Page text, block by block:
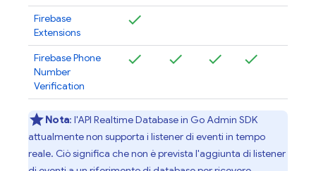
Firebase
Extensions
Firebase Phone
Number
Verification
Nota: l'API Realtime Databasein GoAdmin SDK
attualmente non supporta i listener di eventi in tempo
reale. Ciò significa che non è prevista l'aggiunta di listener